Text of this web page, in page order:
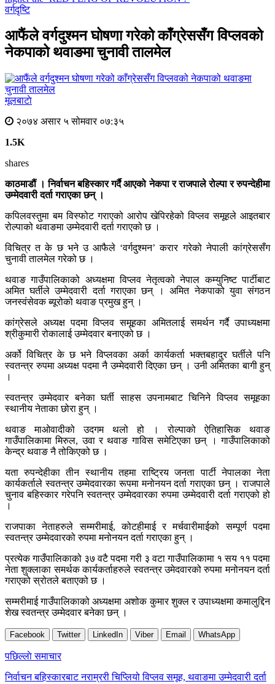
वर्गदृष्टि
आफैंले वर्गदुश्मन घोषणा गरेको काँग्रेससँग विप्लवको
नेकपाको थवाङमा चुनावी तालमेल
मूलबाटाे
२०७४ असार ५ सोमवार ०७:३५
1.5K
shares
काठमाडौं । निर्वाचन बहिस्कार गर्दै आएको नेकपा र राजपाले रोल्पा र रुपन्देहीमा
उम्मेदवारी दर्ता गराएका छन् ।
कपिलवस्तुमा बम विस्फोट गराएको आरोप खेपिरहेको विप्लव समूहले आइतबार
रोल्पाको थवाङमा उम्मेदवारी दर्ता गराएको छ ।
विचित्र त के छ भने उ आफैले ‘वर्गदुश्मन’ करार गरेको नेपाली कांग्रेससँग
चुनावी तालमेल गरेको छ ।
थवाङ गाउँपालिकाको अध्यक्षमा विप्लव नेतृत्वको नेपाल कम्युनिष्ट पार्टीबाट
अमित घर्तीले उम्मेदवारी दर्ता गराएका छन् । अमित नेकपाको युवा संगठन
जनस्वंसेवक ब्यूरोको थवाङ प्रमुख हुन् ।
कांग्रेसले अध्यक्ष पदमा विप्लव समूहका अमितलाई समर्थन गर्दै उपाध्यक्षमा
श्रीकुमारी रोकालाई उम्मेदवार बनाएको छ ।
अर्को विचित्र के छ भने विप्लवका अर्का कार्यकर्ता भक्तबहादुर घर्तीले पनि
स्वतन्त्र रुपमा अध्यक्ष पदमा नै उम्मेदवारी दिएका छन् । उनी अमितका बागी हुन्
।
स्वतन्त्र उम्मेदवार बनेका घर्ती साहस उपनामबाट चिनिने विप्लव समूहका
स्थानीय नेताका छोरा हुन् ।
थवाङ माओवादीको उदगम थलो हो । रोल्पाको ऐतिहासिक थवाङ
गाउँपालिकामा मिरुल, उवा र थवाङ गाविस समेटिएका छन् । गाउँपालिकाको
केन्द्र थवाङ नै तोकिएको छ ।
यता रुपन्देहीका तीन स्थानीय तहमा राष्ट्रिय जनता पार्टी नेपालका नेता
कार्यकर्ताले स्वतन्त्र उम्मेदवारका रूपमा मनोनयन दर्ता गराएका छन् । राजपाले
चुनाव बहिस्कार गरेपनि स्वतन्त्र उम्मेदवारका रुपमा उम्मेदवारी दर्ता गराएको हो
।
राजपाका नेताहरुले सम्मरीमाई, कोटहीमाई र मर्चवारीमाईको सम्पूर्ण पदमा
स्वतन्त्र उम्मेदवारको रुपमा मनोनयन दर्ता गराएका हुन् ।
प्रत्येक गाउँपालिकाको ३७ वटै पदमा गरी ३ वटा गाउँपालिकामा १ सय ११ पदमा
नेता शुक्लाका समर्थक कार्यकर्ताहरुले स्वतन्त्र उमेदवारको रुपमा मनोनयन दर्ता
गराएको स्रोतले बताएको छ ।
सम्मरीमाई गाउँपालिकाको अध्यक्षमा अशोक कुमार शुक्ल र उपाध्यक्षमा कमालुद्दिन
शेख स्वतन्त्र उम्मेदवार बनेका छन् ।
Facebook Twitter LinkedIn Viber Email WhatsApp
Post
navigation
पछिल्लाे समाचार
निर्वाचन बहिस्कारबाट नराम्ररी चिप्लियो विप्लव समूह, थवाङमा उम्मेदवारी दर्ता